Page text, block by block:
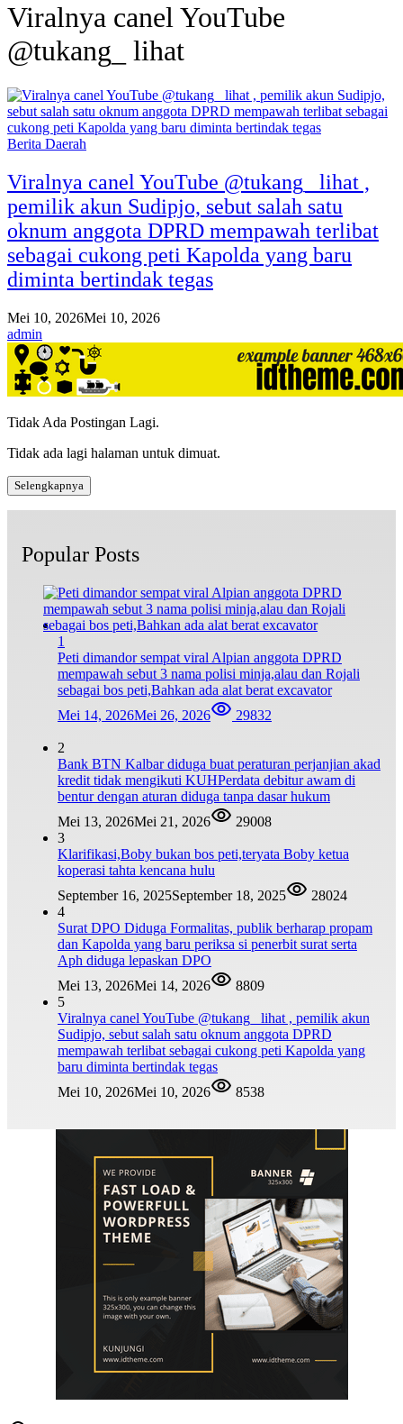
Viralnya canel YouTube
@tukang_ lihat
Berita Daerah
Viralnya canel YouTube @tukang_ lihat ,
pemilik akun Sudipjo, sebut salah satu
oknum anggota DPRD mempawah terlibat
sebagai cukong peti Kapolda yang baru
diminta bertindak tegas
Mei 10, 2026Mei 10, 2026
admin
Tidak Ada Postingan Lagi.
Tidak ada lagi halaman untuk dimuat.
Selengkapnya
Popular Posts
1
Peti dimandor sempat viral Alpian anggota DPRD
mempawah sebut 3 nama polisi minja,alau dan Rojali
sebagai bos peti,Bahkan ada alat berat excavator
Mei 14, 2026Mei 26, 2026 29832
2
Bank BTN Kalbar diduga buat peraturan perjanjian akad
kredit tidak mengikuti KUHPerdata debitur awam di
bentur dengan aturan diduga tanpa dasar hukum
Mei 13, 2026Mei 21, 2026
29008
3
Klarifikasi,Boby bukan bos peti,teryata Boby ketua
koperasi tahta kencana hulu
September 16, 2025September 18, 2025
28024
4
Surat DPO Diduga Formalitas, publik berharap propam
dan Kapolda yang baru periksa si penerbit surat serta
Aph diduga lepaskan DPO
Mei 13, 2026Mei 14, 2026
8809
5
Viralnya canel YouTube @tukang_ lihat , pemilik akun
Sudipjo, sebut salah satu oknum anggota DPRD
mempawah terlibat sebagai cukong peti Kapolda yang
baru diminta bertindak tegas
Mei 10, 2026Mei 10, 2026 8538